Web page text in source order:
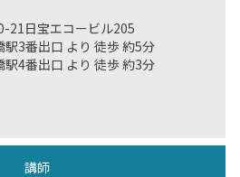
21日宝エコービル205
駅3番出口 より 徒歩 約5分
駅4番出口 より 徒歩 約3分
講師